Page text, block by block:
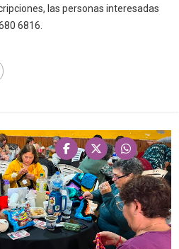
las personas interesadas
6816.